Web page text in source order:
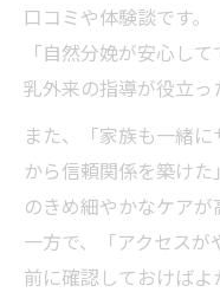
口コミや体験談です。
「自然分娩が安心し
乳外来の指導が役立っ
また、「家族も一緒
から信頼関係を築け
のきめ細やかなケアが
一方で、「アクセス
前に確認しておけば